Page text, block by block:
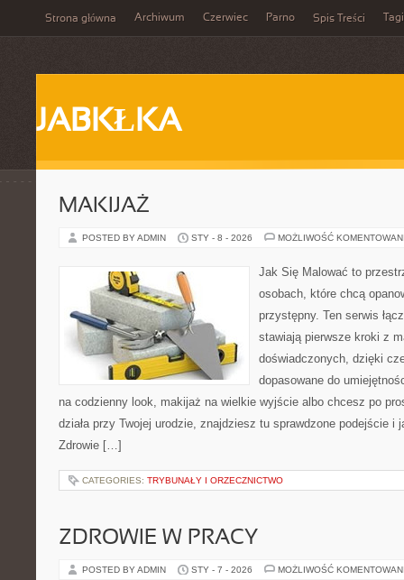
Strona główna Archiwum Czerwiec Parno Spis Treści Tagi
JABKŁKA
MAKIJAŻ
POSTED BY ADMIN STY - 8 - 2026 MOŻLIWOŚĆ
Jak Się Malować to
osobach, które chcą
przystępny. Ten serwis
stawiają pierwsze kroki z
doświadczonych, dzięki
dopasowane do
na codzienny look, makijaż na wielkie wyjście albo chcesz po
działa przy Twojej urodzie, znajdziesz tu sprawdzone podejście i
Zdrowie […]
CATEGORIES: TRYBUNAŁY I ORZECZNICTWO
ZDROWIE W PRACY
POSTED BY ADMIN STY - 7 - 2026 MOŻLIWOŚĆ